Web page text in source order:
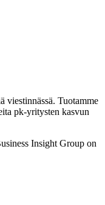
viestinnässä. Tuotamme
pk-yritysten kasvun
Insight Group on